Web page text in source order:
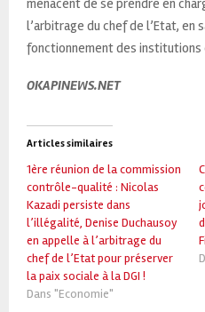
l’arbitrage du chef de l’Etat, en
fonctionnement des
OKAPINEWS.NET
Articles similaires
1ère réunion de la commission
contrôle-qualité : Nicolas
Kazadi persiste dans
l’illégalité, Denise Duchausoy
en appelle à l’arbitrage du
chef de l’Etat pour préserver
la paix sociale à la DGI !
Dans "Economie"